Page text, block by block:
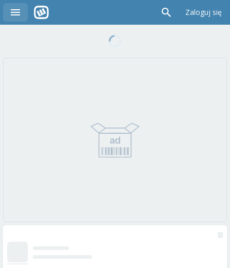
Zaloguj się